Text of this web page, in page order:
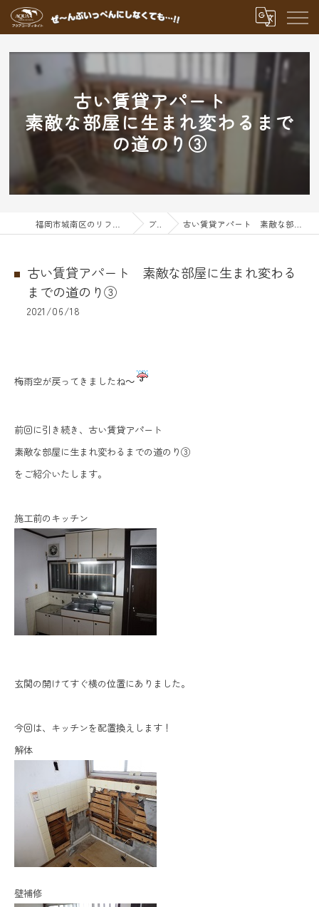
古い賃貸アパート
素敵な部屋に生まれ変わるまで
の道のり③
ブログ 古い賃貸アパート 素敵な部屋に生まれ変わるまでの道のり③
古い賃貸アパート 素敵な部屋に生まれ変わる
までの道のり③
2021/06/18
梅雨空が戻ってきましたね～
前回に引き続き、古い賃貸アパート
素敵な部屋に生まれ変わるまでの道のり③
をご紹介いたします。
施工前のキッチン
玄関の開けてすぐ横の位置にありました。
今回は、キッチンを配置換えします！
解体
壁補修